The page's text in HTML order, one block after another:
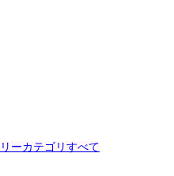
ーカテゴリすべて